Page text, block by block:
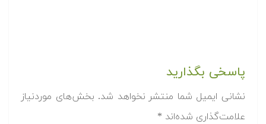
پاسخی بگذارید
نشانی ایمیل شما منتشر نخواهد شد. بخش‌های موردنیاز
علامت‌گذاری شده‌اند *